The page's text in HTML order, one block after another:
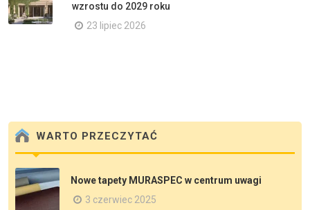
wzrostu do 2029 roku
23 lipiec 2026
WARTO PRZECZYTAĆ
Nowe tapety MURASPEC w centrum uwagi
3 czerwiec 2025